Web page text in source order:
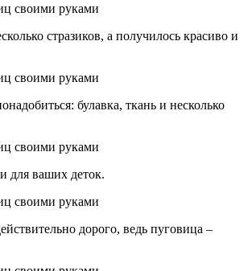
стразиков, а получилось красиво и
булавка, ткань и несколько
для ваших деток.
дорого, ведь пуговица –